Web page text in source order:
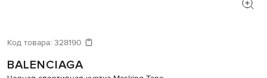
Код товара: 328190
BALENCIAGA